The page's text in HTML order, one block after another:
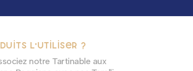
l'utiliser ?
notre Tartinable aux